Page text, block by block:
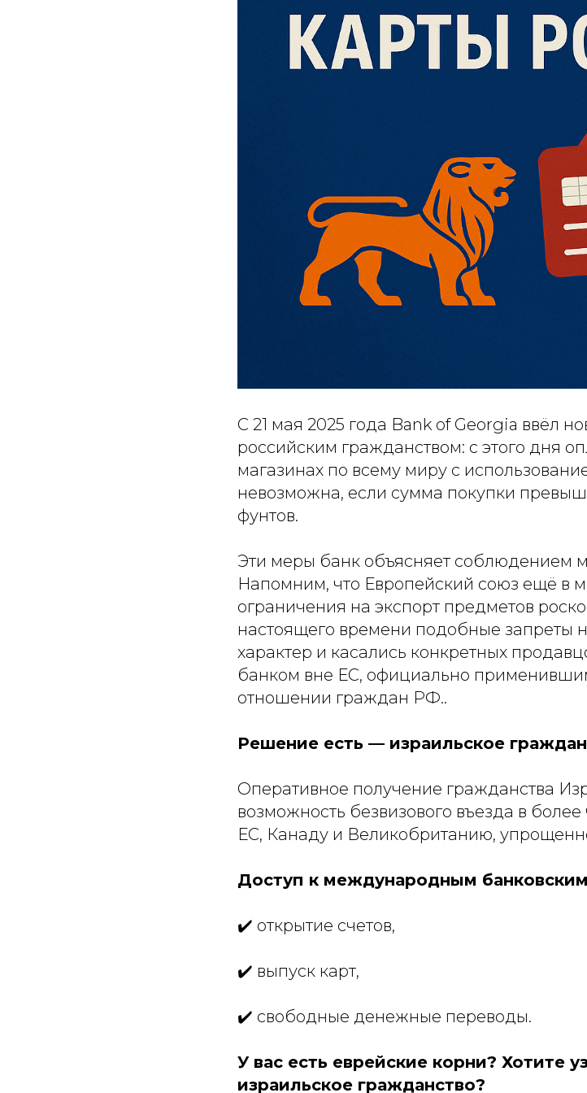
С 21 мая 2025 года Bank of Georgia ввёл
российским гражданством: с этого дня
магазинах по всему миру с
невозможна, если сумма покупки
фунтов.
Эти меры банк объясняет соблюдением
Напомним, что Европейский союз ещё в
ограничения на экспорт предметов
настоящего времени подобные запреты
характер и касались конкретных
банком вне ЕС, официально
отношении граждан РФ..
Решение есть — израильское
Оперативное получение гражданства
возможность безвизового въезда в более
ЕС, Канаду и Великобританию,
Доступ к международным банковским
✔️ открытие счетов,
✔️ выпуск карт,
✔️ свободные денежные переводы.
У вас есть еврейские корни? Хотите
израильское гражданство?